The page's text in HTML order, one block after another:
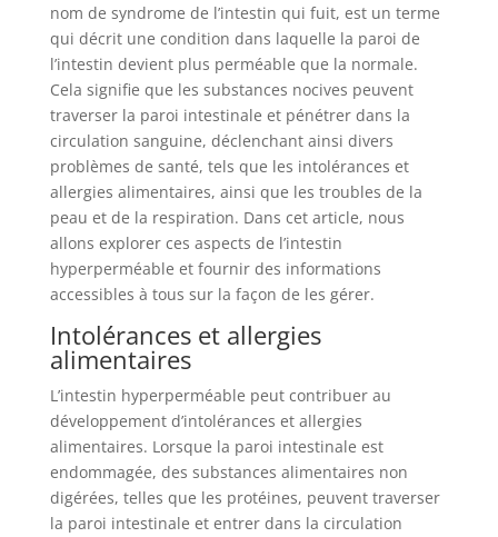
nom de syndrome de l’intestin qui fuit, est un terme
qui décrit une condition dans laquelle la paroi de
l’intestin devient plus perméable que la normale.
Cela signifie que les substances nocives peuvent
traverser la paroi intestinale et pénétrer dans la
circulation sanguine, déclenchant ainsi divers
problèmes de santé, tels que les intolérances et
allergies alimentaires, ainsi que les troubles de la
peau et de la respiration. Dans cet article, nous
allons explorer ces aspects de l’intestin
hyperperméable et fournir des informations
accessibles à tous sur la façon de les gérer.
Intolérances et allergies
alimentaires
L’intestin hyperperméable peut contribuer au
développement d’intolérances et allergies
alimentaires. Lorsque la paroi intestinale est
endommagée, des substances alimentaires non
digérées, telles que les protéines, peuvent traverser
la paroi intestinale et entrer dans la circulation